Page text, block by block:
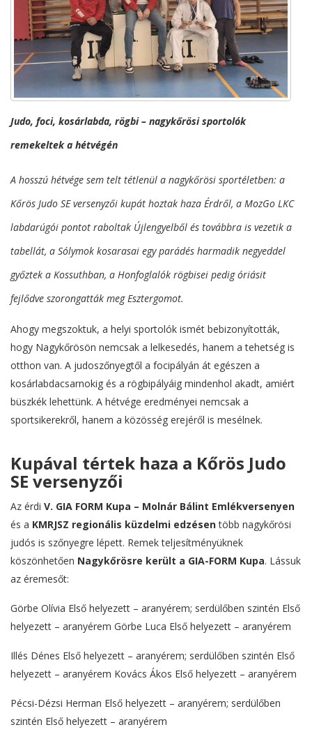
Judo, foci, kosárlabda, rögbi – nagykőrösi sportolók
remekeltek a hétvégén
A hosszú hétvége sem telt tétlenül a nagykőrösi sportéletben: a
Kőrös Judo SE versenyzői kupát hoztak haza Érdről, a MozGo LKC
labdarúgói pontot raboltak Újlengyelből és továbbra is vezetik a
tabellát, a Sólymok kosarasai egy parádés harmadik negyeddel
győztek a Kossuthban, a Honfoglalók rögbisei pedig óriásit
fejlődve szorongatták meg Esztergomot.
Ahogy megszoktuk, a helyi sportolók ismét bebizonyították,
hogy Nagykőrösön nemcsak a lelkesedés, hanem a tehetség is
otthon van. A judoszőnyegtől a focipályán át egészen a
kosárlabdacsarnokig és a rögbipályáig mindenhol akadt, amiért
büszkék lehettünk. A hétvége eredményei nemcsak a
sportsikerekről, hanem a közösség erejéről is mesélnek.
Kupával tértek haza a Kőrös Judo
SE versenyzői
Az érdi V. GIA FORM Kupa – Molnár Bálint Emlékversenyen
és a KMRJSZ regionális küzdelmi edzésentöbb nagykőrösi
judós is szőnyegre lépett. Remek teljesítményüknek
köszönhetően Nagykőrösre került a GIA-FORM Kupa. Lássuk
az éremesőt:
Görbe Olívia Első helyezett – aranyérem; serdülőben szintén Első
helyezett – aranyérem Görbe Luca Első helyezett – aranyérem
Illés Dénes Első helyezett – aranyérem; serdülőben szintén Első
helyezett – aranyérem Kovács Ákos Első helyezett – aranyérem
Pécsi-Dézsi Herman Első helyezett – aranyérem; serdülőben
szintén Első helyezett – aranyérem